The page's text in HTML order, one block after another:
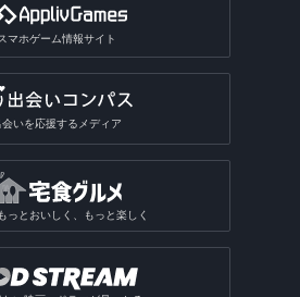
マホゲーム情報サイト
会いを応援するメディア
っとおいしく、もっと楽しく